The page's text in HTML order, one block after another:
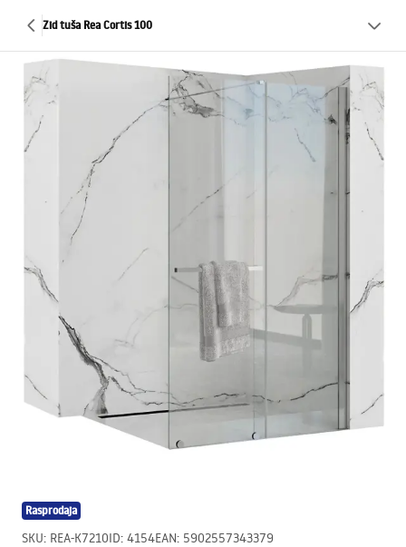
Zid tuša Rea Cortis 100
Rasprodaja
SKU: REA-K7210ID: 4154EAN: 5902557343379